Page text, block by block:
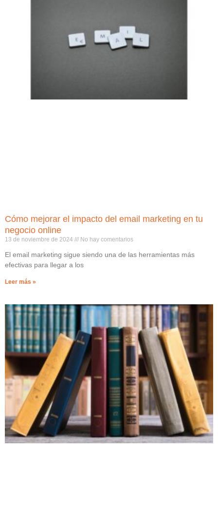
Cómo mejorar el impacto del email marketing en tu
negocio online
13 de noviembre de 2024 No hay comentarios
El email marketing sigue siendo una de las herramientas más
efectivas para llegar a los
Leer más »